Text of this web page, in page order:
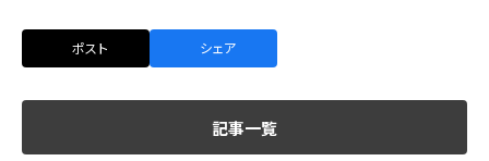
ポスト シェア
記事一覧